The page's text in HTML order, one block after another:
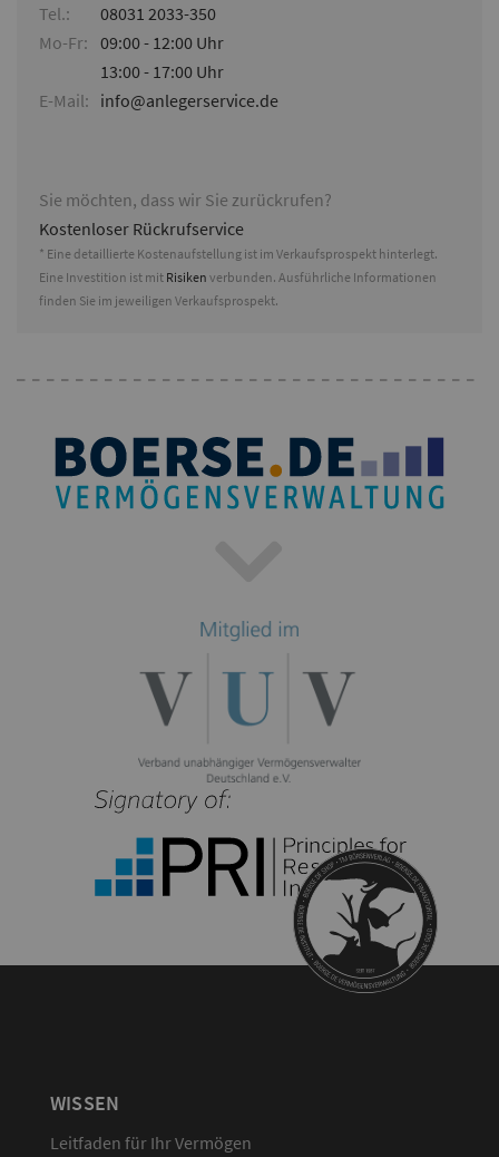
Tel.:
08031 2033-350
Mo-Fr: 09:00 - 12:00 Uhr
13:00 - 17:00 Uhr
E-Mail: info@anlegerservice.de
Sie möchten, dass wir Sie zurückrufen?
Kostenloser Rückrufservice
* Eine detaillierte Kostenaufstellung ist im Verkaufsprospekt hinterlegt.
Eine Investition ist mitRisikenverbunden. Ausführliche Informationen
finden Sie im jeweiligen Verkaufsprospekt.
WISSEN
Leitfaden für Ihr Vermögen